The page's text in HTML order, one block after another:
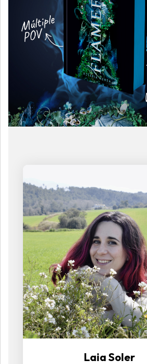
Laia Soler